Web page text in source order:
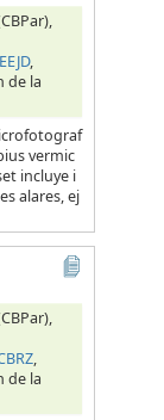
,
de la
vermic
incluye i
alares, ej
,
de la